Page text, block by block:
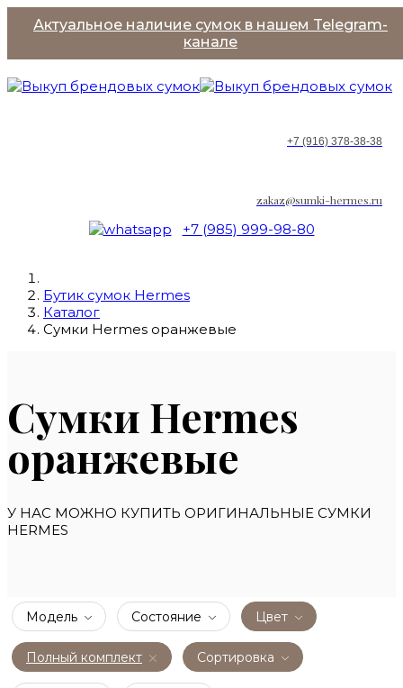
Актуальное наличие сумок в нашем Telegram-
канале
+7 (916) 378-38-38
zakaz@sumki-hermes.ru
+7 (985) 999-98-80
Бутик сумок Hermes
Каталог
Сумки Hermes оранжевыe
Сумки Hermes
оранжевыe
У НАС МОЖНО КУПИТЬ ОРИГИНАЛЬНЫЕ СУМКИ
HERMES
Модель Состояние Цвет
Полный комплект Сортировка